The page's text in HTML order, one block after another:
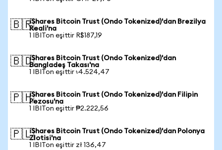
🇧🇷iShares Bitcoin Trust (Ondo Tokenized)'dan Brezilya
Reali'na
1 IBITon eşittir R$187,19
🇧🇩iShares Bitcoin Trust (Ondo Tokenized)'dan
Bangladeş Takası'na
1 IBITon eşittir ৳4.524,47
🇵🇭iShares Bitcoin Trust (Ondo Tokenized)'dan Filipin
Pezosu'na
1 IBITon eşittir ₱2.222,56
🇵🇱iShares Bitcoin Trust (Ondo Tokenized)'dan Polonya
Zlotisi'na
1 IBITon eşittir zł 136,47